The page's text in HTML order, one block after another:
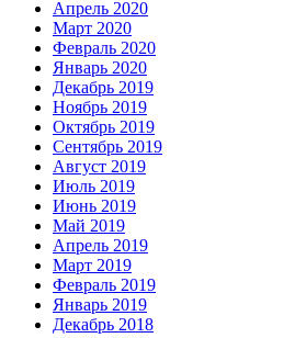
Апрель 2020
Март 2020
Февраль 2020
Январь 2020
Декабрь 2019
Ноябрь 2019
Октябрь 2019
Сентябрь 2019
Август 2019
Июль 2019
Июнь 2019
Май 2019
Апрель 2019
Март 2019
Февраль 2019
Январь 2019
Декабрь 2018